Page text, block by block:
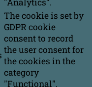
The cookie is set by
GDPR cookie
consent to record
the user consent for
the cookies in the
category
"Functional".